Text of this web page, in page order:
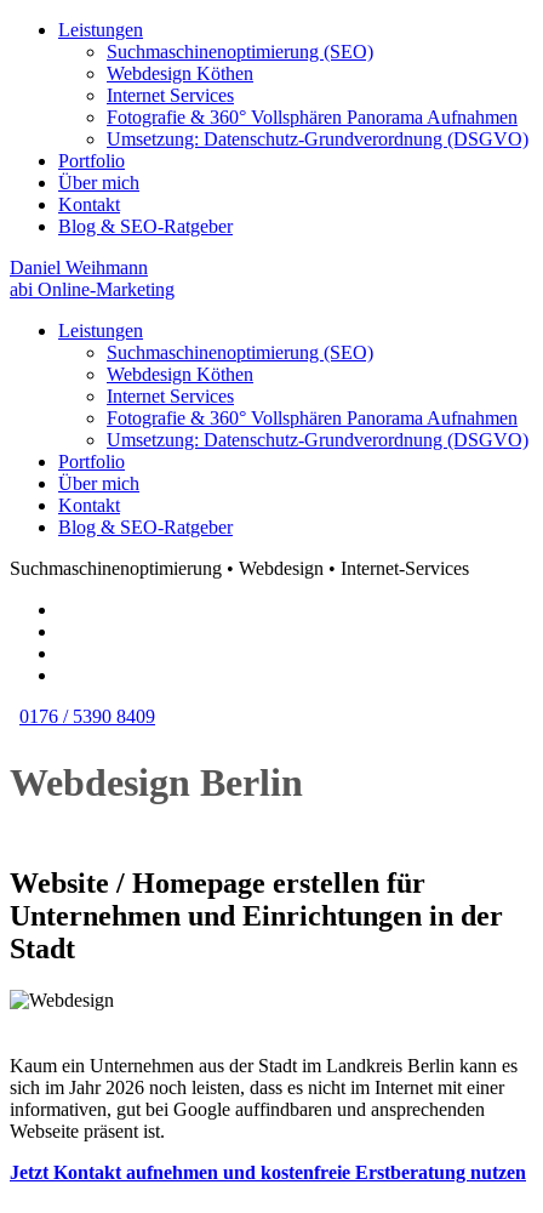
Leistungen
Suchmaschinenoptimierung (SEO)
Webdesign Köthen
Internet Services
Fotografie & 360° Vollsphären Panorama Aufnahmen
Umsetzung: Datenschutz-Grundverordnung (DSGVO)
Portfolio
Über mich
Kontakt
Blog & SEO-Ratgeber
Daniel Weihmann
abi Online-Marketing
Leistungen
Suchmaschinenoptimierung (SEO)
Webdesign Köthen
Internet Services
Fotografie & 360° Vollsphären Panorama Aufnahmen
Umsetzung: Datenschutz-Grundverordnung (DSGVO)
Portfolio
Über mich
Kontakt
Blog & SEO-Ratgeber
Suchmaschinenoptimierung • Webdesign • Internet-Services
0176 / 5390 8409
Webdesign Berlin
Website / Homepage erstellen für
Unternehmen und Einrichtungen in der
Stadt
Kaum ein Unternehmen aus der Stadt im Landkreis Berlin kann es
sich im Jahr 2026 noch leisten, dass es nicht im Internet mit einer
informativen, gut bei Google auffindbaren und ansprechenden
Webseite präsent ist.
Jetzt Kontakt aufnehmen und kostenfreie Erstberatung nutzen